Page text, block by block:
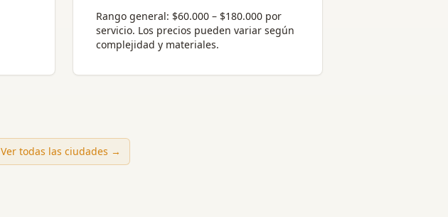
Rango general: $60.000 – $180.000 por
servicio. Los precios pueden variar según
complejidad y materiales.
Ver todas las ciudades →